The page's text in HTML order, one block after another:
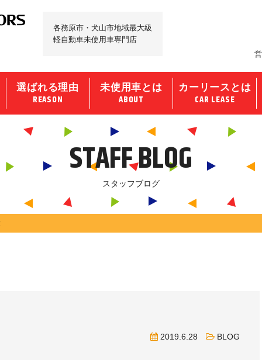
各務原市・犬山市地域最大級
軽自動車未使用車専門店
選ばれる理由
REASON
未使用車とは
ABOUT
カーリースとは
CAR LEASE
STAFF BLOG
スタッフブログ
2019.6.28 BLOG